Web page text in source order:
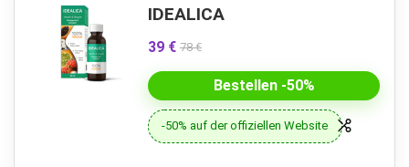
IDEALICA
39 € 78 €
Bestellen -50%
-50% auf der offiziellen Website